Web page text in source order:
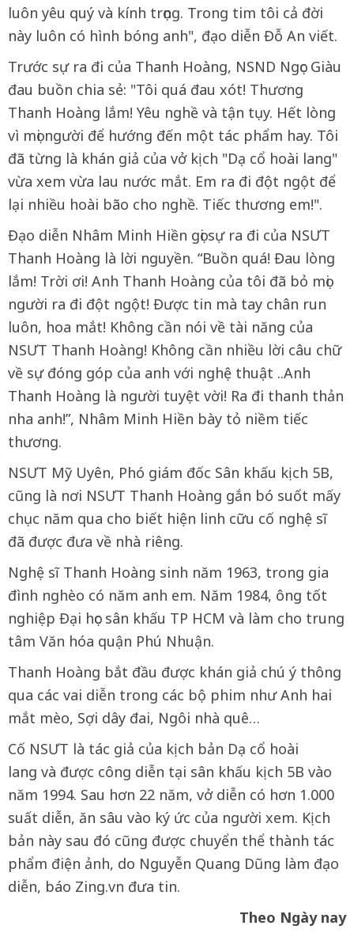
luôn yêu quý và kính trọng. Trong tim tôi cả đời
này luôn có hình bóng anh", đạo diễn Đỗ An viết.
Trước sự ra đi của Thanh Hoàng, NSND Ngọc Giàu
đau buồn chia sẻ: "Tôi quá đau xót! Thương
Thanh Hoàng lắm! Yêu nghề và tận tụy. Hết lòng
vì mọi người để hướng đến một tác phẩm hay. Tôi
đã từng là khán giả của vở kịch "Dạ cổ hoài lang"
vừa xem vừa lau nước mắt. Em ra đi đột ngột để
lại nhiều hoài bão cho nghề. Tiếc thương em!".
Đạo diễn Nhâm Minh Hiền gọi sự ra đi của NSƯT
Thanh Hoàng là lời nguyền. “Buồn quá! Đau lòng
lắm! Trời ơi! Anh Thanh Hoàng của tôi đã bỏ mọi
người ra đi đột ngột! Được tin mà tay chân run
luôn, hoa mắt! Không cần nói về tài năng của
NSƯT Thanh Hoàng! Không cần nhiều lời câu chữ
về sự đóng góp của anh với nghệ thuật ..Anh
Thanh Hoàng là người tuyệt vời! Ra đi thanh thản
nha anh!”, Nhâm Minh Hiền bày tỏ niềm tiếc
thương.
NSƯT Mỹ Uyên, Phó giám đốc Sân khấu kịch 5B,
cũng là nơi NSƯT Thanh Hoàng gắn bó suốt mấy
chục năm qua cho biết hiện linh cữu cố nghệ sĩ
đã được đưa về nhà riêng.
Nghệ sĩ Thanh Hoàng sinh năm 1963, trong gia
đình nghèo có năm anh em. Năm 1984, ông tốt
nghiệp Đại học sân khấu TP HCM và làm cho trung
tâm Văn hóa quận Phú Nhuận.
Thanh Hoàng bắt đầu được khán giả chú ý thông
qua các vai diễn trong các bộ phim như Anh hai
mắt mèo, Sợi dây đai, Ngôi nhà quê…
Cố NSƯT là tác giả của kịch bản Dạ cổ hoài
lang và được công diễn tại sân khấu kịch 5B vào
năm 1994. Sau hơn 22 năm, vở diễn có hơn 1.000
suất diễn, ăn sâu vào ký ức của người xem. Kịch
bản này sau đó cũng được chuyển thể thành tác
phẩm điện ảnh, do Nguyễn Quang Dũng làm đạo
diễn, báo Zing.vn đưa tin.
Theo Ngày nay